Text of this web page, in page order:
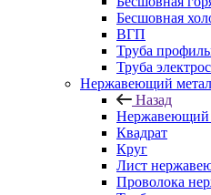
Бесшовная
ВГП
Труба
Труба
Нержавеющий
Назад
Нержавеющий
Квадрат
Круг
Лист
Проволока